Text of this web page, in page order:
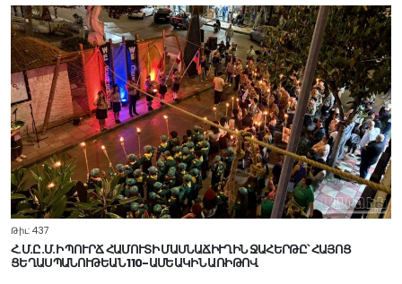
Թիւ: 437
Հ.Մ.Ը.Մ.Ի ՊՈՒՐՃ ՀԱՄՈՒՏԻ ՄԱՍՆԱՃԻՒՂԻՆ ՋԱՀԵՐԹԸ՝ ՀԱՅՈՑ
ՑԵՂԱՍՊԱՆՈՒԹԵԱՆ 110-ԱՄԵԱԿԻՆ ԱՌԻԹՈՎ